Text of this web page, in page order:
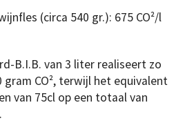
(circa 540 gr.): 675 CO²/l
B.I.B. van 3 liter realiseert zo
CO², terwijl het equivalent
van 75cl op een totaal van